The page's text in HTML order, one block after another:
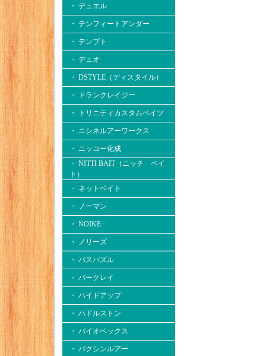
・ デュエル
・ テンフィートアンダー
・ テンプト
・ デュオ
・ DSTYLE（ディスタイル）
・ ドランクレイジー
・ トリニティカスタムベイツ
・ ニシネルアーワークス
・ ニッコー化成
・ NITTI BAIT（ニッチ ベイ
ト）
・ ネットベイト
・ ノーマン
・ NOIKE
・ ノリーズ
・ バスパズル
・ バークレイ
・ ハイドアップ
・ ハドルストン
・ バイオベックス
・ バクシンルアー